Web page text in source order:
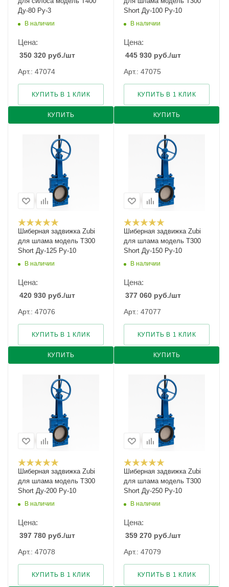
Ду-80 Ру-3
В наличии
Цена:
350 320 руб./шт
Арт.: 47074
КУПИТЬ
КУПИТЬ В 1 КЛИК
Short Ду-100 Ру-10
В наличии
Цена:
445 930 руб./шт
Арт.: 47075
КУПИТЬ
КУПИТЬ В 1 КЛИК
Шиберная задвижка Zubi
для шлама модель Т300
Short Ду-125 Ру-10
В наличии
Цена:
420 930 руб./шт
Арт.: 47076
КУПИТЬ
КУПИТЬ В 1 КЛИК
Шиберная задвижка Zubi
для шлама модель Т300
Short Ду-150 Ру-10
В наличии
Цена:
377 060 руб./шт
Арт.: 47077
КУПИТЬ
КУПИТЬ В 1 КЛИК
Шиберная задвижка Zubi
для шлама модель Т300
Short Ду-200 Ру-10
В наличии
Цена:
397 780 руб./шт
Арт.: 47078
КУПИТЬ В 1 КЛИК
Шиберная задвижка Zubi
для шлама модель Т300
Short Ду-250 Ру-10
В наличии
Цена:
359 270 руб./шт
Арт.: 47079
КУПИТЬ В 1 КЛИК